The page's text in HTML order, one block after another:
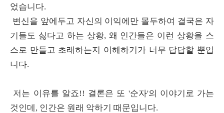
었습니다.
변신을 앞에두고 자신의 이익에만 몰두하여 결국은 자
기들도 싫다고 하는 상황, 왜 인간들은 이런 상황을 스
스로 만들고 초래하는지 이해하기가 너무 답답할 뿐입
니다.
저는 이유를 알죠!! 결론은 또 '순자'의 이야기로 가는
것인데, 인간은 원래 악하기 때문입니다.